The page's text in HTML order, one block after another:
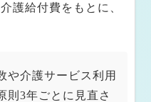
護給付費をもとに、
や介護サービス利用
則3年ごとに見直さ